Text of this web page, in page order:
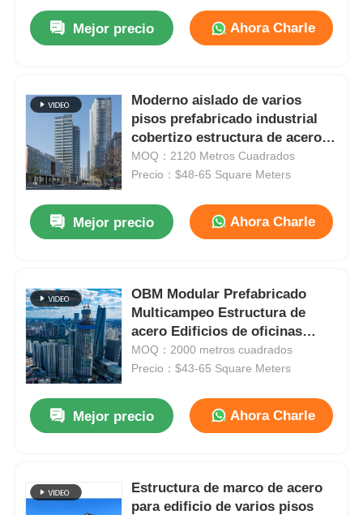
Mejor precio Ahora Charle
Moderno aislado de varios
pisos prefabricado industrial
cobertizo estructura de acero
edificio comercial
MOQ：2120 Metros Cuadrados
Precio：$48-65 Square Meters
Mejor precio Ahora Charle
OBM Modular Prefabricado
Multicampeo Estructura de
acero Edificios de oficinas
comerciales
MOQ：2000 metros cuadrados
Precio：$43-65 Square Meters
Mejor precio Ahora Charle
Estructura de marco de acero
para edificio de varios pisos